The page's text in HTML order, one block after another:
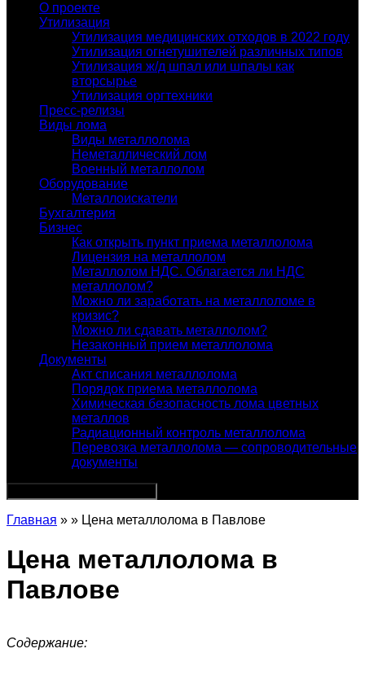
О проекте
Утилизация
Утилизация медицинских отходов в 2022 году
Утилизация огнетушителей различных типов
Утилизация ж/д шпал или шпалы как
вторсырье
Утилизация оргтехники
Пресс-релизы
Виды лома
Виды металлолома
Неметаллический лом
Военный металлолом
Оборудование
Металлоискатели
Бухгалтерия
Бизнес
Как открыть пункт приема металлолома
Лицензия на металлолом
Металлолом НДС. Облагается ли НДС
металлолом?
Можно ли заработать на металлоломе в
кризис?
Можно ли сдавать металлолом?
Незаконный прием металлолома
Документы
Акт списания металлолома
Порядок приема металлолома
Химическая безопасность лома цветных
металлов
Радиационный контроль металлолома
Перевозка металлолома — сопроводительные
документы
Главная » » Цена металлолома в Павлове
Цена металлолома в
Павлове
Содержание: